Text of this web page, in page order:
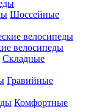
Шоссейные
велосипеды
Складные
Гравийные
Комфортные